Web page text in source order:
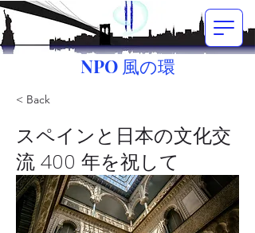
NPO 風の環
< Back
スペインと日本の文化交
流 400 年を祝して